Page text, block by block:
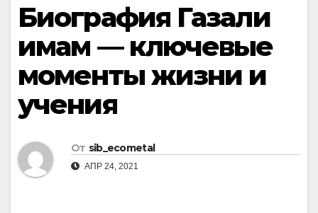
Биография Газали
имам — ключевые
моменты жизни и
учения
От sib_ecometal
АПР 24, 2021